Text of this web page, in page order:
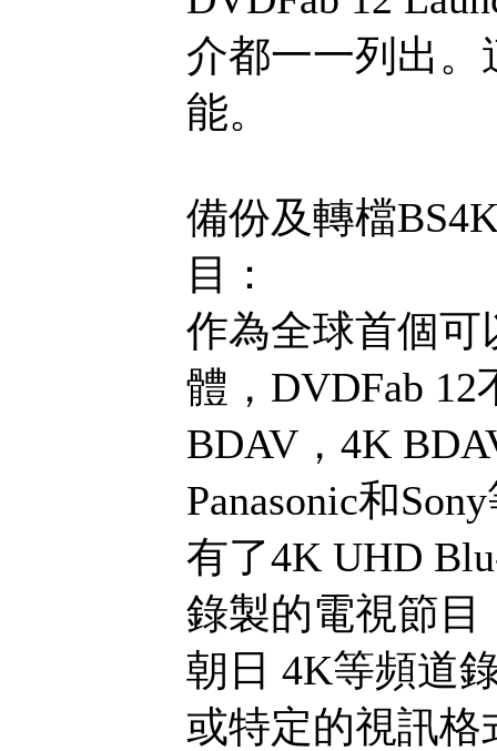
介都一一列出
能。
備份及轉檔
目：
作為全球首個可
體，DVDFab
BDAV，4K
Panasonic和
有了4K UHD
錄製的電視節目
朝日 4K等頻道
或特定的視訊格